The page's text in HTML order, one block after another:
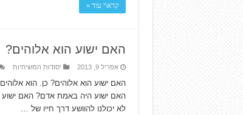
קרא\י עוד »
האם ישוע הוא אלוהים?
אפריל 9, 2013 יסודות המשיחיות
האם ישוע היה באמת אדם? האם ישוע
לא יכולנו להוושע דרך חייו של …